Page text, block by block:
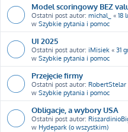
Model scoringowy BEZ
Ostatni post autor: michal_ « 18
w Szybkie pytania i pomoc
UI 2025
Ostatni post autor: iMisiek « 31
w Szybkie pytania i pomoc
Przejęcie firmy
Ostatni post autor: RobertStelar
w Szybkie pytania i pomoc
Obligacje, a wybory USA
Ostatni post autor:
w Hydepark (o wszystkim)